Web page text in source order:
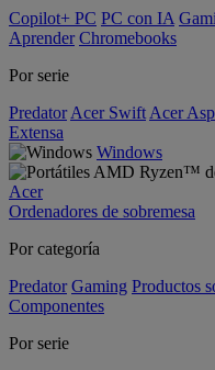
Copilot+ PC PC con IA
Aprender Chromebooks
Por serie
Predator Acer Swift Acer
Extensa
Windows
Acer
Ordenadores de sobremesa
Por categoría
Predator Gaming Productos
Componentes
Por serie